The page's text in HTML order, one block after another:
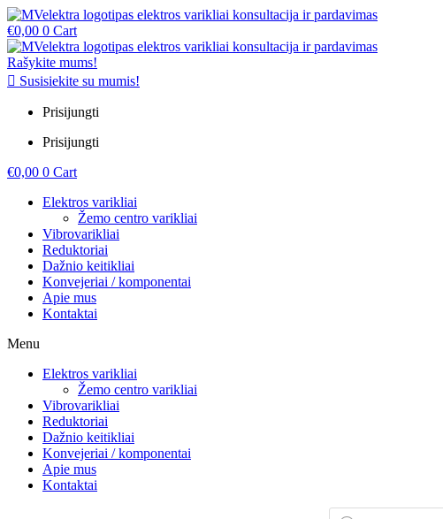
€0,00 0 Cart
Rašykite mums!
Susisiekite su mumis!
Prisijungti
Prisijungti
€0,00 0 Cart
Elektros varikliai
Žemo centro varikliai
Vibrovarikliai
Reduktoriai
Dažnio keitikliai
Konvejeriai / komponentai
Apie mus
Kontaktai
Menu
Elektros varikliai
Žemo centro varikliai
Vibrovarikliai
Reduktoriai
Dažnio keitikliai
Konvejeriai / komponentai
Apie mus
Kontaktai
Products